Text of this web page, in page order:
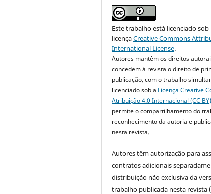
Este trabalho está licenciado sob
licençaCreative Commons
International License.
Autores mantêm os direitos
concedem à revista o direito de
publicação, com o trabalho
licenciado sob a Licença Creative
Atribuição 4.0 Internacional (CC BY)
permite o compartilhamento do
reconhecimento da autoria e
nesta revista.
Autores têm autorização para
contratos adicionais
distribuição não exclusiva da
trabalho publicada nesta revista